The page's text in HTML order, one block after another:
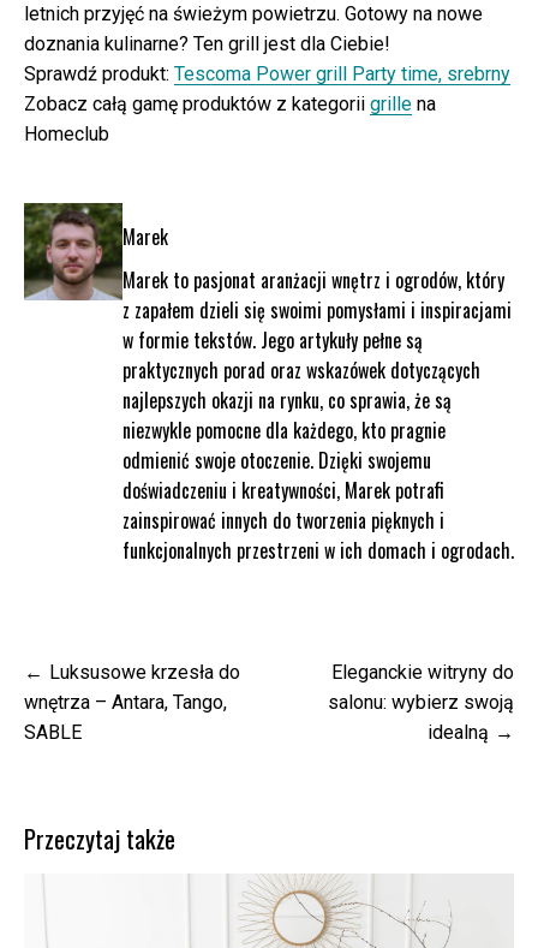
letnich przyjęć na świeżym powietrzu. Gotowy na nowe
doznania kulinarne? Ten grill jest dla Ciebie!
Sprawdź produkt: Tescoma Power grill Party time, srebrny
Zobacz całą gamę produktów z kategorii grille na
Homeclub
Marek
Marek to pasjonat aranżacji wnętrz i ogrodów, który
z zapałem dzieli się swoimi pomysłami i inspiracjami
w formie tekstów. Jego artykuły pełne są
praktycznych porad oraz wskazówek dotyczących
najlepszych okazji na rynku, co sprawia, że są
niezwykle pomocne dla każdego, kto pragnie
odmienić swoje otoczenie. Dzięki swojemu
doświadczeniu i kreatywności, Marek potrafi
zainspirować innych do tworzenia pięknych i
funkcjonalnych przestrzeni w ich domach i ogrodach.
Nawigacja
wpisu
Luksusowe krzesła do
wnętrza – Antara, Tango,
SABLE
Eleganckie witryny do
salonu: wybierz swoją
idealną
Przeczytaj także